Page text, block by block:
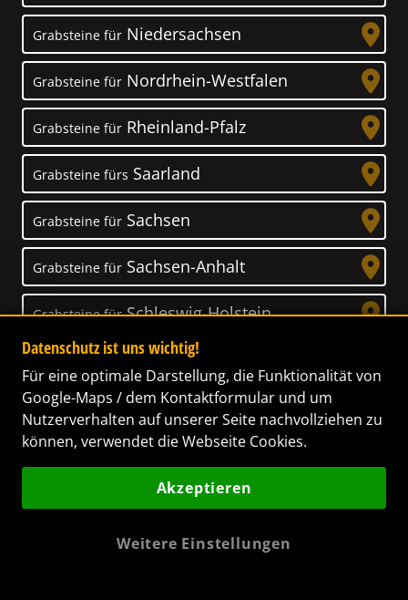
Grabsteine für Niedersachsen
Grabsteine für Nordrhein-Westfalen
Grabsteine für Rheinland-Pfalz
Grabsteine fürs Saarland
Grabsteine für Sachsen
Grabsteine für Sachsen-Anhalt
Grabsteine fürSchleswig-Holstein
Thüringen
es uns zur Aufgabe gemacht, Ihnen dabei zu
Datenschutz ist uns wichtig!
Für eine optimale Darstellung, die Funktionalität von
Google-Maps / dem Kontaktformular und um
Nutzerverhalten auf unserer Seite nachvollziehen zu
können, verwendet die Webseite Cookies.
Akzeptieren
Weitere Einstellungen